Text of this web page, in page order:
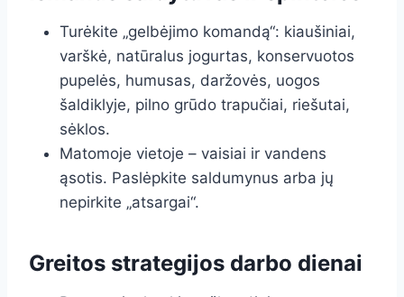
Turėkite „gelbėjimo komandą“: kiaušiniai,
varškė, natūralus jogurtas, konservuotos
pupelės, humusas, daržovės, uogos
šaldiklyje, pilno grūdo trapučiai, riešutai,
sėklos.
Matomoje vietoje – vaisiai ir vandens
ąsotis. Paslėpkite saldumynus arba jų
nepirkite „atsargai“.
Greitos strategijos darbo dienai